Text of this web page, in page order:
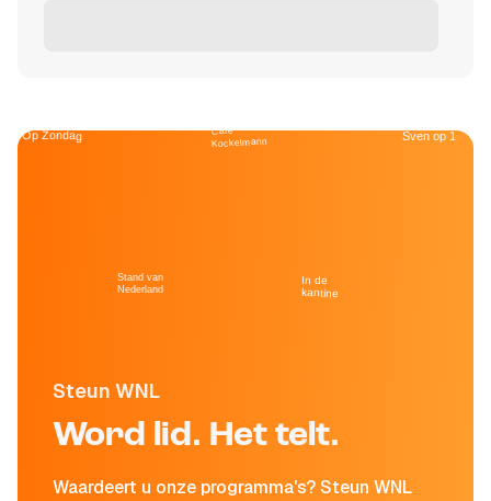
Steun WNL
Word lid. Het telt.
Waardeert u onze programma's? Steun WNL
Op Zondag
Stand van
Nederland
Café
Kockelmann
In de
kantine
Sven op 1